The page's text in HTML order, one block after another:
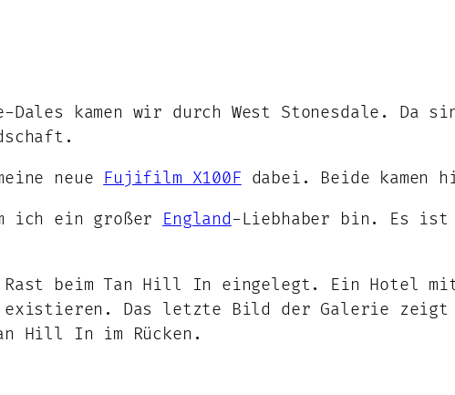
kamen wir durch West Stonesdale. Da
neue Fujifilm X100F dabei. Beide kamen
ich ein großer England-Liebhaber bin. Es ist
beim Tan Hill In eingelegt. Ein Hotel
existieren. Das letzte Bild der Galerie
Hill In im Rücken.